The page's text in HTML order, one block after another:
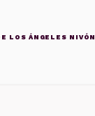
LOS ÁNGELES NIVÓN